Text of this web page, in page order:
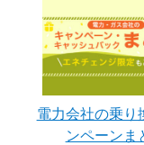
電力会社の乗り
ンペーンま